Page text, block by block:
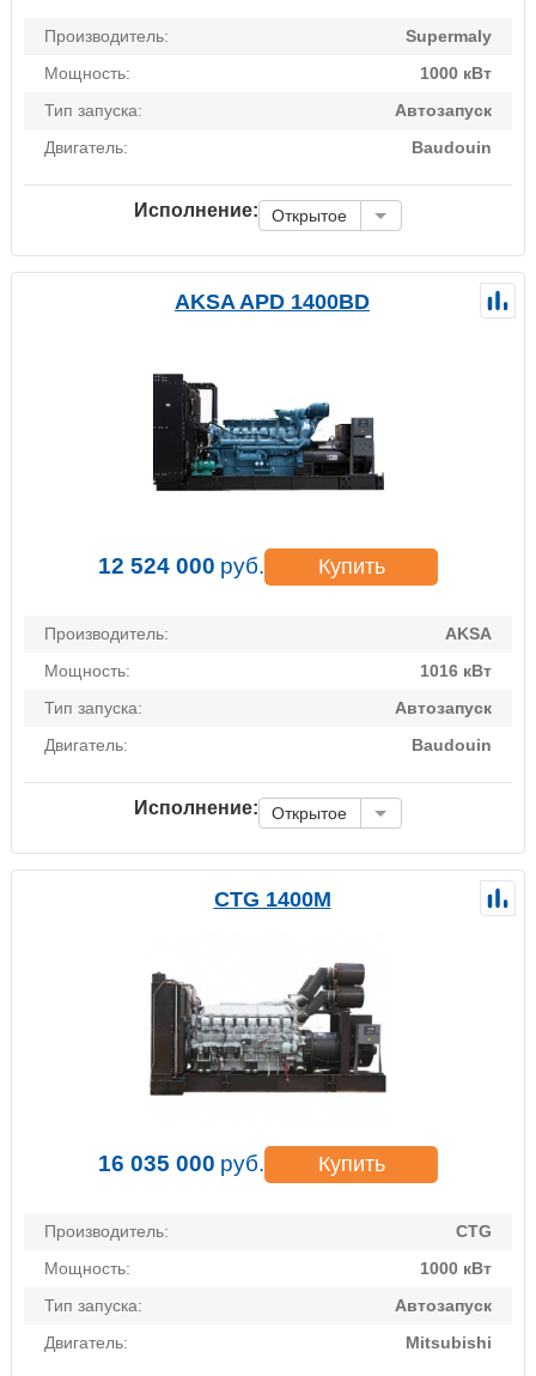
Производитель:
Supermaly
Мощность:
1000 кВт
Тип запуска:
Автозапуск
Двигатель:
Baudouin
Исполнение: Открытое
AKSA APD 1400BD
12 524 000 руб. Купить
Производитель:
AKSA
Мощность:
1016 кВт
Тип запуска:
Автозапуск
Двигатель:
Baudouin
Исполнение: Открытое
CTG 1400M
16 035 000 руб. Купить
Производитель:
CTG
Мощность:
1000 кВт
Тип запуска:
Автозапуск
Двигатель:
Mitsubishi